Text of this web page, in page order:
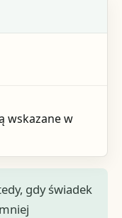
wskazane w
gdy świadek